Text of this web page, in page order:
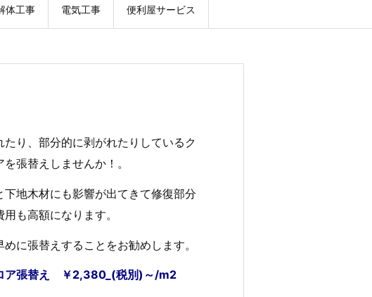
体工事 電気工事 便利屋サービス
たり、部分的に剥がれたりしているク
張替えしませんか！。
下地木材にも影響が出てきて修復部分
も高額になります。
に張替えすることをお勧めします。
ア張替え ￥2,380_(税別)～/m2